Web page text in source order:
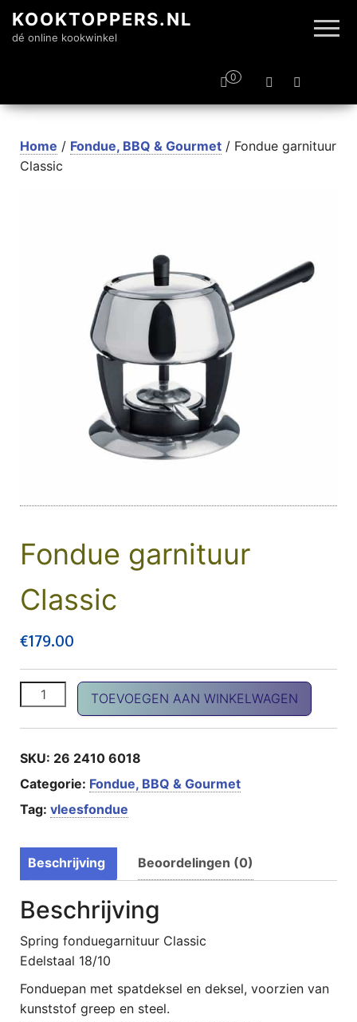
KOOKTOPPERS.NL
dé online kookwinkel
0
Home / Fondue, BBQ & Gourmet / Fondue garnituur
Classic
Fondue garnituur
Classic
€179.00
Fondue garnituur Classic aantal
TOEVOEGEN AAN WINKELWAGEN
SKU: 26 2410 6018
Categorie: Fondue, BBQ & Gourmet
Tag: vleesfondue
Beschrijving Beoordelingen (0)
Beschrijving
Spring fonduegarnituur Classic
Edelstaal 18/10
Fonduepan met spatdeksel en deksel, voorzien van
kunststof greep en steel.